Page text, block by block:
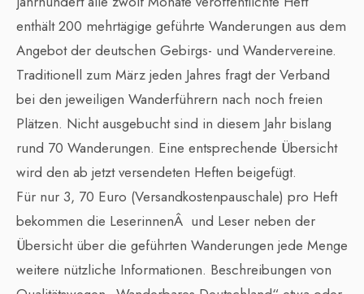
enthält 200 mehrtägige geführte Wanderungen aus dem
Angebot der deutschen Gebirgs- und Wandervereine.
Traditionell zum März jeden Jahres fragt der Verband
bei den jeweiligen Wanderführern nach noch freien
Plätzen. Nicht ausgebucht sind in diesem Jahr bislang
rund 70 Wanderungen. Eine entsprechende Übersicht
wird den ab jetzt versendeten Heften beigefügt.
Für nur 3, 70 Euro (Versandkostenpauschale) pro Heft
bekommen die LeserinnenÂ und Leser neben der
Übersicht über die geführten Wanderungen jede Menge
weitere nützliche Informationen. Beschreibungen von